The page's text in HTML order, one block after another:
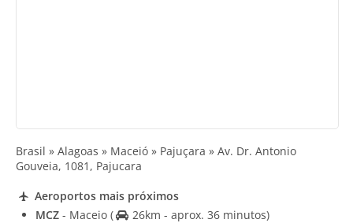
Brasil » Alagoas » Maceió » Pajuçara » Av. Dr. Antonio
Gouveia, 1081, Pajucara
Aeroportos mais próximos
MCZ - Maceio (
26km - aprox. 36 minutos)